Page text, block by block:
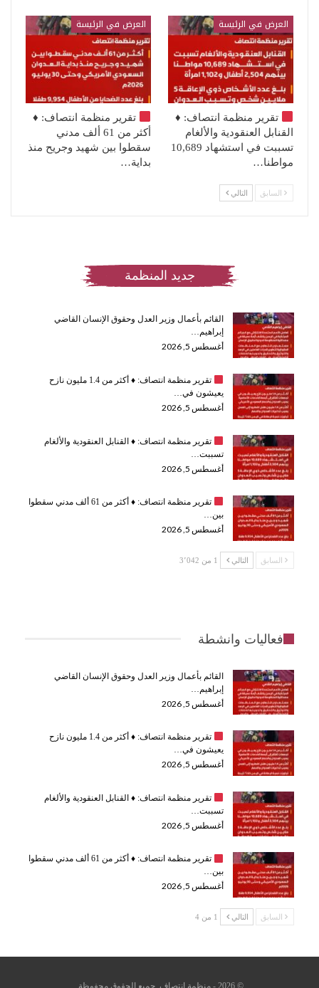
العرض في الرئيسة
تقرير منظمة انتصاف: ♦️
القنابل العنقودية والألغام
تسببت في استشهاد 10,689
مواطنا…
العرض في الرئيسة
تقرير منظمة انتصاف: ♦️
أكثر من 61 ألف مدني
سقطوا بين شهيد وجريح منذ
بداية…
السابق التالي
جديد المنظمة
القائم بأعمال وزير العدل وحقوق الإنسان القاضي
إبراهيم…
أغسطس 5, 2026
تقرير منظمة انتصاف: ♦️
أكثر من 1.4 مليون نازح
يعيشون في…
أغسطس 5, 2026
تقرير منظمة انتصاف: ♦️القنابل العنقودية والألغام
تسببت…
أغسطس 5, 2026
تقرير منظمة انتصاف: ♦️
أكثر من 61 ألف مدني سقطوا
بين…
أغسطس 5, 2026
السابق التالي 1 من 3٬042
فعاليات وانشطة
القائم بأعمال وزير العدل وحقوق الإنسان القاضي
إبراهيم…
أغسطس 5, 2026
تقرير منظمة انتصاف: ♦️
أكثر من 1.4 مليون نازح
يعيشون في…
أغسطس 5, 2026
تقرير منظمة انتصاف: ♦️القنابل العنقودية والألغام
تسببت…
أغسطس 5, 2026
تقرير منظمة انتصاف: ♦️
أكثر من 61 ألف مدني سقطوا
بين…
أغسطس 5, 2026
السابق التالي 1 من 4
© 2026 - منظمة انتصاف. جميع الحقوق محفوظة.